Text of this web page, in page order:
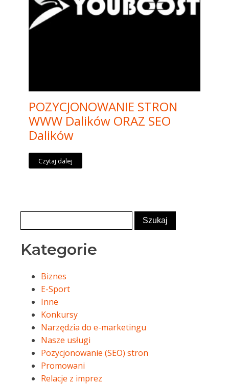
POZYCJONOWANIE STRON
WWW Dalików ORAZ SEO
Dalików
Czytaj dalej
Kategorie
Biznes
E-Sport
Inne
Konkursy
Narzędzia do e-marketingu
Nasze usługi
Pozycjonowanie (SEO) stron
Promowani
Relacje z imprez